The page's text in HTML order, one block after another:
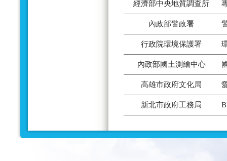
經濟部中央地質調查所
內政部警政署
行政院環境保護署
內政部國土測繪中心
高雄市政府文化局
新北市政府工務局